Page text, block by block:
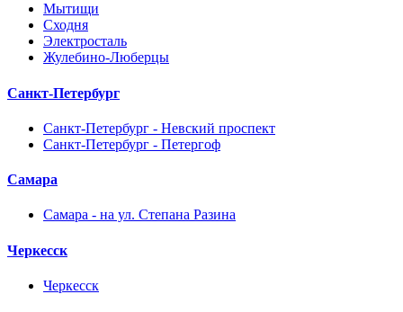
Мытищи
Сходня
Электросталь
Жулебино-Люберцы
Санкт-Петербург
Санкт-Петербург - Невский проспект
Санкт-Петербург - Петергоф
Самара
Самара - на ул. Степана Разина
Черкесск
Черкесск